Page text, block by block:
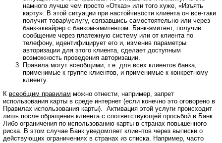
намного лучше чем просто «Отказ» или того хуже, «Изъять
карту». В этой ситуации при настойчивости клиента он все-таки
получит товар\услугу, связавшись самостоятельно или через
банк-эквайрер с банком-эмитентом. Банк-эмитент, получив
сообщение через платежную систему или от клиента по
телефону, идентифицирует его и, изменив параметры
авторизации для этого клиента, сделает доступным
возможность проведения авторизации.
Правила могут всеобщими, т.е. для всех клиентов банка,
применимые к группе клиентов, и применимые к конкретному
клиенту.
К всеобщим правилам можно отнести, например, запрет
использования карты в среде интернет (если конечно это оговорено в
Правилах использования карты). Активация этой услуги происходит
лишь после обращения клиента с соответствующей просьбой в Банк.
Либо ограничения по использованию карты в странах повышенного
риска. В этом случае Банк уведомляет клиентов через выписки о
действующих ограничениях в странах из списка. Например, часто